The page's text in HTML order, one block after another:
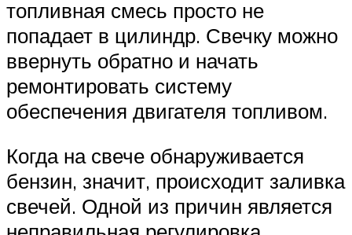
топливная смесь просто не
попадает в цилиндр. Свечку можно
ввернуть обратно и начать
ремонтировать систему
обеспечения двигателя топливом.
Когда на свече обнаруживается
бензин, значит, происходит заливка
свечей. Одной из причин является